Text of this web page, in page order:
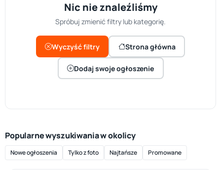
Nic nie znaleźliśmy
Spróbuj zmienić filtry lub kategorię.
Wyczyść filtry Strona główna
Dodaj swoje ogłoszenie
Popularne wyszukiwania w okolicy
Nowe ogłoszenia Tylko z foto Najtańsze Promowane